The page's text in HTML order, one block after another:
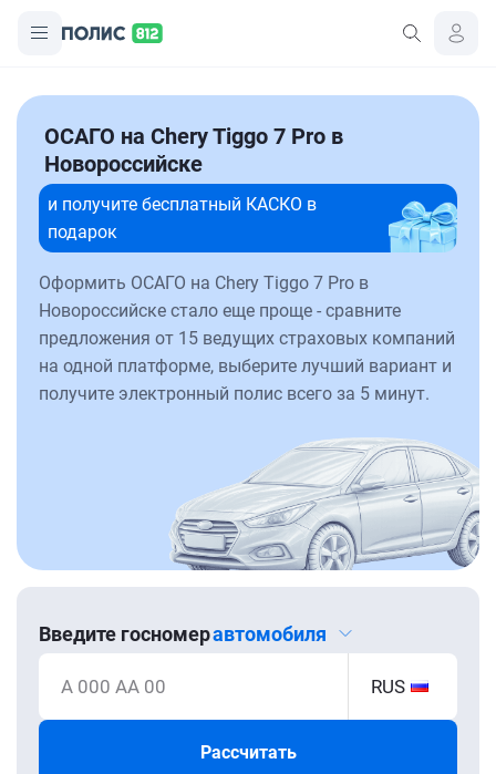
ОСАГО на Chery Tiggo 7 Pro в
Новороссийске
и получите бесплатный КАСКО в
подарок
Оформить ОСАГО на Chery Tiggo 7 Pro в
Новороссийске стало еще проще - сравните
предложения от 15 ведущих страховых компаний
на одной платформе, выберите лучший вариант и
получите электронный полис всего за 5 минут.
Введите госномеравтомобиля
А 000 АА 00 RUS
Рассчитать